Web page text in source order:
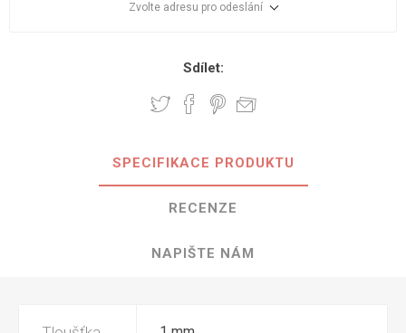
Zvolte adresu pro odeslání
Sdílet:
SPECIFIKACE PRODUKTU
RECENZE
NAPIŠTE NÁM